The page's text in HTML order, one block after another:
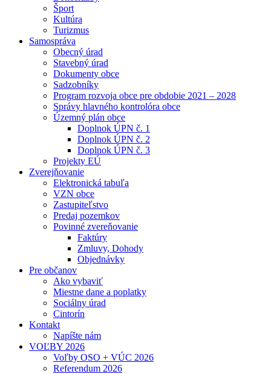
Šport
Kultúra
Turizmus
Samospráva
Obecný úrad
Stavebný úrad
Dokumenty obce
Sadzobníky
Program rozvoja obce pre obdobie 2021 – 2028
Správy hlavného kontrolóra obce
Územný plán obce
Doplnok ÚPN č. 1
Doplnok ÚPN č. 2
Doplnok ÚPN č. 3
Projekty EÚ
Zverejňovanie
Elektronická tabuľa
VZN obce
Zastupiteľstvo
Predaj pozemkov
Povinné zvereňovanie
Faktúry
Zmluvy, Dohody
Objednávky
Pre občanov
Ako vybaviť
Miestne dane a poplatky
Sociálny úrad
Cintorín
Kontakt
Napíšte nám
VOĽBY 2026
Voľby OSO + VÚC 2026
Referendum 2026